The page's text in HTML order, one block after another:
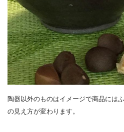
陶器以外のものはイメージで商品には
の見え方が変わります。